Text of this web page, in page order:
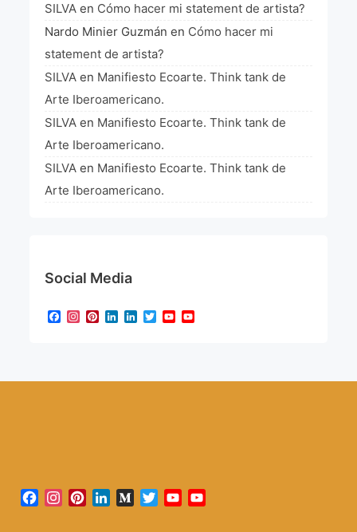
SILVA en Cómo hacer mi statement de artista?
Nardo Minier Guzmán en Cómo hacer mi
statement de artista?
SILVA en Manifiesto Ecoarte. Think tank de
Arte Iberoamericano.
SILVA en Manifiesto Ecoarte. Think tank de
Arte Iberoamericano.
SILVA en Manifiesto Ecoarte. Think tank de
Arte Iberoamericano.
Social Media
Facebook
Instagram
Pinterest
LinkedIn
LinkedIn
TwitterYouTube
Facebook
Instagram
PinterestLinkedInMediumTwitterYouTube